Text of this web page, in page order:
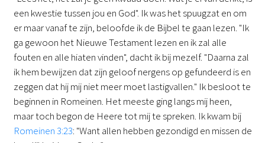
een kwestie tussen jou en God". Ik was het spuugzat en om
er maar vanaf te zijn, beloofde ik de Bijbel te gaan lezen. "Ik
ga gewoon het Nieuwe Testament lezen en ik zal alle
fouten en alle hiaten vinden", dacht ik bij mezelf. "Daarna zal
ik hem bewijzen dat zijn geloof nergens op gefundeerd is en
zeggen dat hij mij niet meer moet lastigvallen." Ik besloot te
beginnen in Romeinen. Het meeste ging langs mij heen,
maar toch begon de Heere tot mij te spreken. Ik kwam bij
Romeinen 3:23: "Want allen hebben gezondigd en missen de